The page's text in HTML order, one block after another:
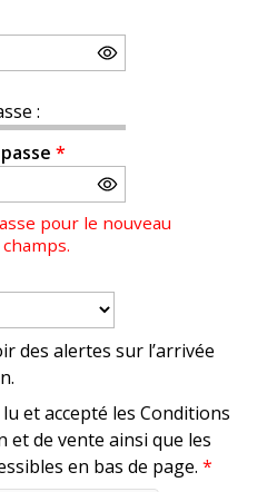
:
*
pour le nouveau
des alertes sur l’arrivée
et accepté les Conditions
et de vente ainsi que les
en bas de page. *